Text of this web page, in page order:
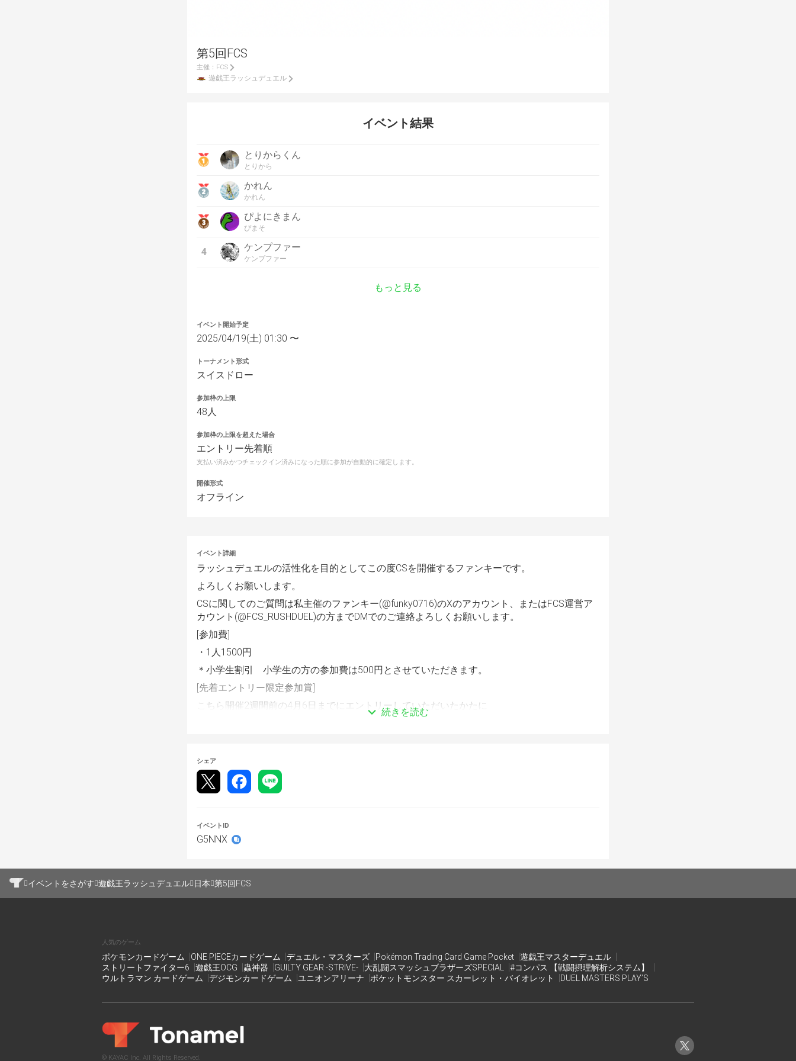
第5回FCS
主催： FCS
遊戯王ラッシュデュエル
イベント結果
とりからくん
とりから
かれん
かれん
ぴよにきまん
ぴまそ
4 ケンプファー
ケンプファー
もっと見る
イベント開始予定
2025/04/19(土) 01:30 〜
トーナメント形式
スイスドロー
参加枠の上限
48人
参加枠の上限を超えた場合
エントリー先着順
支払い済みかつチェックイン済みになった順に参加が自動的に確定します。
開催形式
オフライン
イベント詳細
ラッシュデュエルの活性化を目的としてこの度CSを開催するファンキーです。
よろしくお願いします。
CSに関してのご質問は私主催のファンキー(@funky0716)のXのアカウント、またはFCS運営ア
カウント(@FCS_RUSHDUEL)の方までDMでのご連絡よろしくお願いします。
[参加費]
・1人1500円
＊小学生割引　小学生の方の参加費は500円とさせていただきます。
[先着エントリー限定参加賞]
こちら開催2週間前の4月6日までにエントリーしていただいたかたに
なので、参加希望の方はぜひお早めにエントリーしていただけると嬉しいです！
[当日の持ち物]
ライフポイントの合計を記入するための筆記用具(ニューロンの使用も可、ただし問題が生じ
た場合は紙媒体でのメモを優先するので筆記用具と紙媒体の使用を推奨します。)
なるべく公式の遊戯王ラッシュデュエルデータカードベースのマイデッキ機能から印刷しても
っていただけると幸いです。
・大会開催日4/19時点で発売、配布されている遊戯王ラッシュデュエルのカード(プロキシ不
可)
[リミットレギュレーション]
・大会開催時の最新のリミットレギュレーションを適用
試合時間40分マッチ戦(サイドデッキ使用可)
[その他ルールについて]
続きを読む
シェア
イベントID
G5NNX
イベントをさがす 遊戯王ラッシュデュエル 日本 第5回FCS
人気のゲーム
ポケモンカードゲーム ONE PIECEカードゲーム デュエル・マスターズ Pokémon Trading Card Game Pocket
遊戯王マスターデュエル
ストリートファイター6
遊戯王OCG 蟲神器 GUILTY GEAR -STRIVE- 大乱闘スマッシュブラザーズSPECIAL
#コンパス 【戦闘摂理解析システム】
ウルトラマン カードゲーム
デジモンカードゲーム ユニオンアリーナ ポケットモンスター スカーレット・バイオレット DUEL MASTERS PLAY’S
© KAYAC Inc. All Rights Reserved.